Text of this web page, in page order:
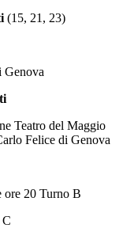
(15, 21, 23)
Genova
Teatro del Maggio
Felice di Genova
ore 20 Turno B
C